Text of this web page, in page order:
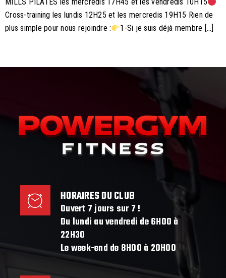
Cross-training les lundis 12H25 et les mercredis 19H15 Rien de
plus simple pour nous rejoindre :
1-Si je suis déjà membre […]
HORAIRES DU CLUB
Ouvert 7 jours sur 7 !
Du lundi au vendredi de 6H00 à
22H30
Le week-end de 8H00 à 20H00